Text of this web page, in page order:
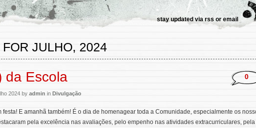
stay updated via rss or email
JULHO, 2024
da Escola
2024 by admin in Divulgação
0
festa! E amanhã também! É o dia de homenagear toda a Comunidade, especialmente os
pela excelência nas avaliações, pelo empenho nas atividades extracurriculares, pela